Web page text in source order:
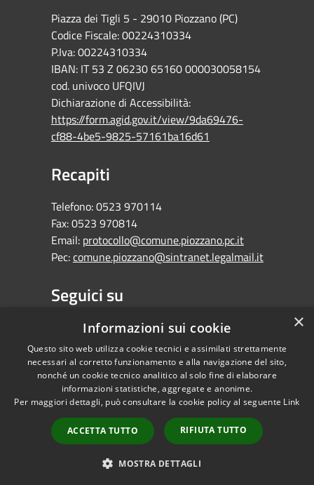
Piazza dei Tigli 5 - 29010 Piozzano (PC)
Codice Fiscale: 00224310334
P.Iva: 00224310334
IBAN: IT 53 Z 06230 65160 000030058154
cod. univoco UFQIVJ
Dichiarazione di Accessibilità:
https://form.agid.gov.it/view/9da69476-
cf88-4be5-9825-57161ba16d61
Recapiti
Telefono:0523 970114
Fax:0523 970814
Email: protocollo@comune.piozzano.pc.it
Pec:comune.piozzano@sintranet.legalmail.it
Seguici su
Facebook
RSS
Accessibilità
Privacy
Cookie
Mappa del sito
Copyright © 2026 •
Comune di Piozzano •
Powered by
Municipium•
Accesso redazione
×
Informazioni sui cookie
Questo sito web utilizza cookie tecnici e assimilati strettamente
necessari al corretto funzionamento e alla navigazione del sito,
nonché un cookie tecnico analitico al solo fine di elaborare
informazioni statistiche, aggregate e anonime.
Per maggiori dettagli, può consultare la cookie policy al seguente Link
ACCETTA TUTTO RIFIUTA TUTTO
MOSTRA DETTAGLI